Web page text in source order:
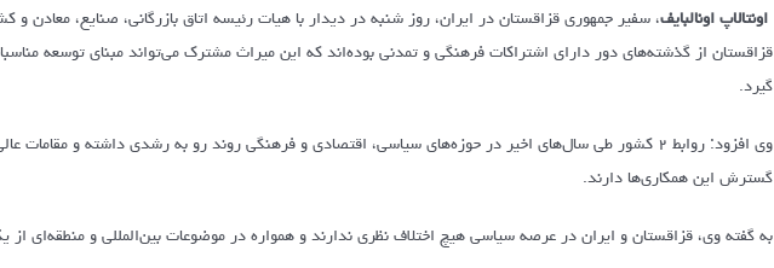
اونتالاپ اونالبایف، سفیر جمهوری قزاقستان در ایران، روز شنبه در دیدار با هیات رئیسه اتاق بازرگانی، صنایع، معادن و
گیرد.
وی افزود: روابط ۲ کشور طی سال‌های اخیر در حوزه‌های سیاسی، اقتصادی و فرهنگی روند رو به رشدی داشته و مقامات
گسترش این همکاری‌ها دارند.
به گفته وی، قزاقستان و ایران در عرصه سیاسی هیچ اختلاف نظری ندارند و همواره در موضوعات بین‌المللی و منطقه‌ای از